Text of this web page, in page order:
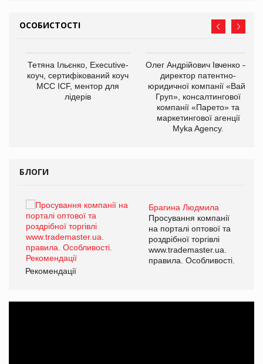
ОСОБИСТОСТІ
Тетяна Ільєнко, Executive-
коуч, сертифікований коуч
МСС ICF, ментор для
лідерів
Олег Андрійович Івченко —
директор патентно-
юридичної компанії «Вайз
Груп», консалтингової
компанії «Парето» та
маркетингової агенції
Myka Agency.
БЛОГИ
Брагина Людмила
Просування компанії
на порталі оптової та
роздрібної торгівлі
www.trademaster.ua.
правила. Особливості.
Рекомендації